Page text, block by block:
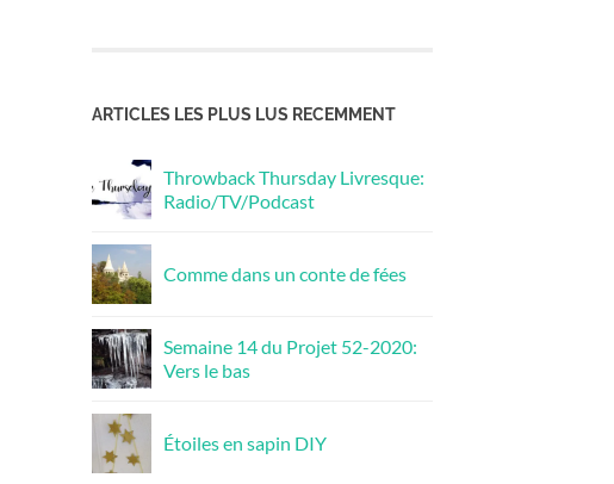
ARTICLES LES PLUS LUS RECEMMENT
Throwback Thursday Livresque:
Radio/TV/Podcast
Comme dans un conte de fées
Semaine 14 du Projet 52-2020:
Vers le bas
Étoiles en sapin DIY